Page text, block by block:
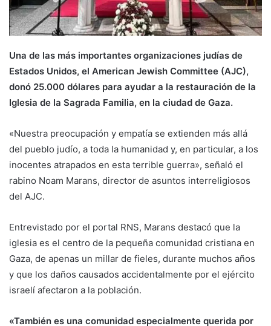
Una de las más importantes organizaciones judías de
Estados Unidos, el American Jewish Committee (AJC),
donó 25.000 dólares para ayudar a la restauración de la
Iglesia de la Sagrada Familia, en la ciudad de Gaza.
«Nuestra preocupación y empatía se extienden más allá
del pueblo judío, a toda la humanidad y, en particular, a los
inocentes atrapados en esta terrible guerra», señaló el
rabino Noam Marans, director de asuntos interreligiosos
del AJC.
Entrevistado por el portal RNS, Marans destacó que la
iglesia es el centro de la pequeña comunidad cristiana en
Gaza, de apenas un millar de fieles, durante muchos años
y que los daños causados accidentalmente por el ejército
israelí afectaron a la población.
«También es una comunidad especialmente querida por